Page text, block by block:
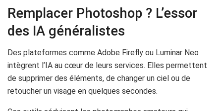
Remplacer Photoshop ? L’essor
des IA généralistes
Des plateformes comme Adobe Firefly ou Luminar Neo
intègrent l’IA au cœur de leurs services. Elles permettent
de supprimer des éléments, de changer un ciel ou de
retoucher un visage en quelques secondes.